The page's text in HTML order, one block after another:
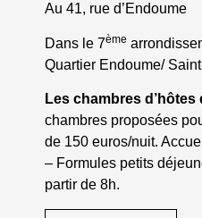
Au 41, rue d’Endoume
Dans le 7ème
Quartier Endoume/
Les chambres d’hôtes
chambres proposées
de 150 euros/nuit.
– Formules petits
partir de 8h.